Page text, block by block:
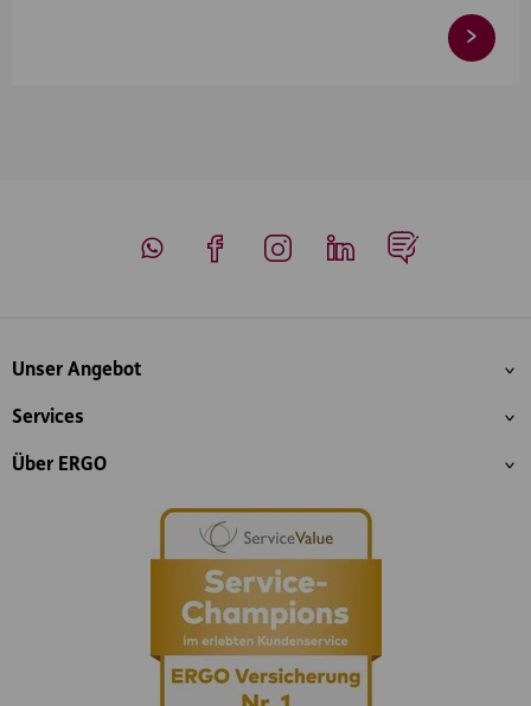
Inhaltsübersicht
Unser Angebot
Services
Über ERGO